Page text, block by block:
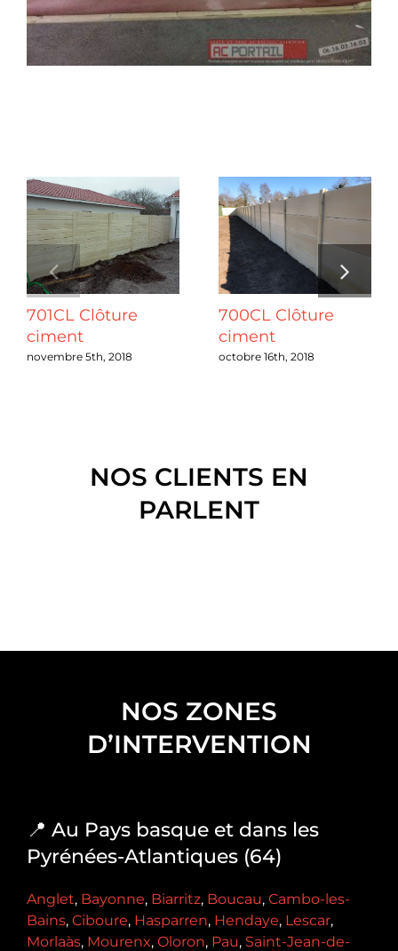
Chantiers
Guide & Aide
Nous Recrutons
Qui sommes-nous ?
701CL Clôture
ciment
novembre 5th, 2018
700CL Clôture
ciment
octobre 16th, 2018
NOS CLIENTS EN
PARLENT
NOS ZONES
D’INTERVENTION
📍 Au Pays basque et dans les
Pyrénées-Atlantiques (64)
Anglet, Bayonne, Biarritz, Boucau, Cambo-les-
Bains, Ciboure, Hasparren, Hendaye, Lescar,
Morlaàs, Mourenx, Oloron, Pau, Saint-Jean-de-